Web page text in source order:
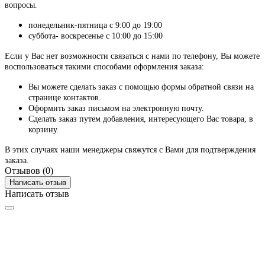
вопросы.
понедельник-пятница с 9:00 до 19:00
суббота- воскресенье с 10:00 до 15:00
Если у Вас нет возможности связаться с нами по телефону, Вы можете
воспользоваться такими способами оформления заказа:
Вы можете сделать заказ с помощью формы обратной связи на
странице контактов.
Оформить заказ письмом на электронную почту.
Сделать заказ путем добавления, интересующего Вас товара, в
корзину.
В этих случаях наши менеджеры свяжутся с Вами для подтверждения
заказа.
Отзывов (0)
Написать отзыв
Написать отзыв